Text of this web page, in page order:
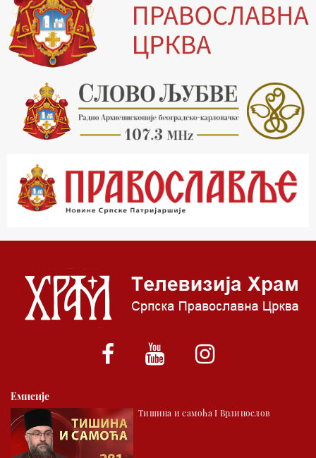
20.00 Вести из Цркве
20.15 Реч архијереја
20.30 Хроника Архиепископије
21.03 Врлинослов
22.03 Црквена предавања и трибине
23.00 Питања и одговори
00.03 Црквена предавања и трибине
01.03 Живе речи - подкаст
*најважније вести емитујемо на сваки пун сат
Емисије
Тишина и самоћа I Врлинослов